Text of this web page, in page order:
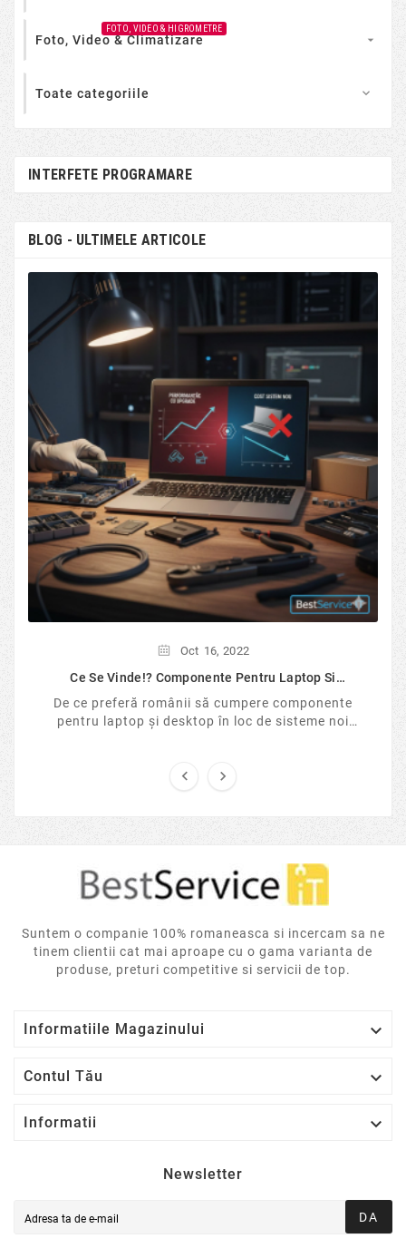
Foto, Video & Climatizare
FOTO, VIDEO & HIGROMETRE

Toate categoriile 
INTERFETE PROGRAMARE
BLOG - ULTIMELE ARTICOLE
Oct 16, 2022
Ce Se Vinde!? Componente Pentru Laptop Si
De ce preferă românii să cumpere componente
pentru laptop și desktop în loc de sisteme noi
 
Suntem o companie 100% romaneasca si incercam sa ne
tinem clientii cat mai aproape cu o gama varianta de
produse, preturi competitive si servicii de top.
Informatiile Magazinului 
Contul Tău 
Informatii 
Newsletter
DA